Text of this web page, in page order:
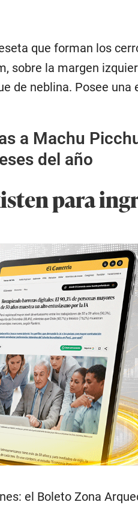
que forman los
sobre la margen
de neblina. Posee una
a Machu
del año
para
el Boleto Zona